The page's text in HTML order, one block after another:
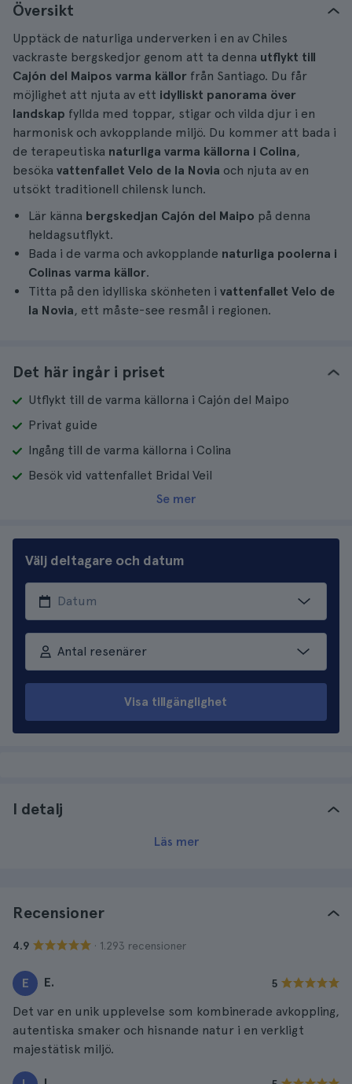
Översikt
Upptäck de naturliga underverken i en av Chiles
vackraste bergskedjor genom att ta denna utflykt till
Cajón del Maipos varma källor från Santiago. Du får
möjlighet att njuta av ett idylliskt panorama över
landskap fyllda med toppar, stigar och vilda djur i en
harmonisk och avkopplande miljö. Du kommer att bada i
de terapeutiska naturliga varma källorna i Colina,
besöka vattenfallet Velo de la Novia och njuta av en
utsökt traditionell chilensk lunch.
Lär känna bergskedjan Cajón del Maipo på denna
heldagsutflykt.
Bada i de varma och avkopplande naturliga poolerna i
Colinas varma källor.
Titta på den idylliska skönheten i vattenfallet Velo de
la Novia, ett måste-see resmål i regionen.
Det här ingår i priset
Utflykt till de varma källorna i Cajón del Maipo
Privat guide
Ingång till de varma källorna i Colina
Besök vid vattenfallet Bridal Veil
Se mer
Välj deltagare och datum
Antal resenärer
Visa tillgänglighet
I detalj
Läs mer
Recensioner
4.9 · 1.293 recensioner
E E. 5
Det var en unik upplevelse som kombinerade avkoppling,
autentiska smaker och hisnande natur i en verkligt
majestätisk miljö.